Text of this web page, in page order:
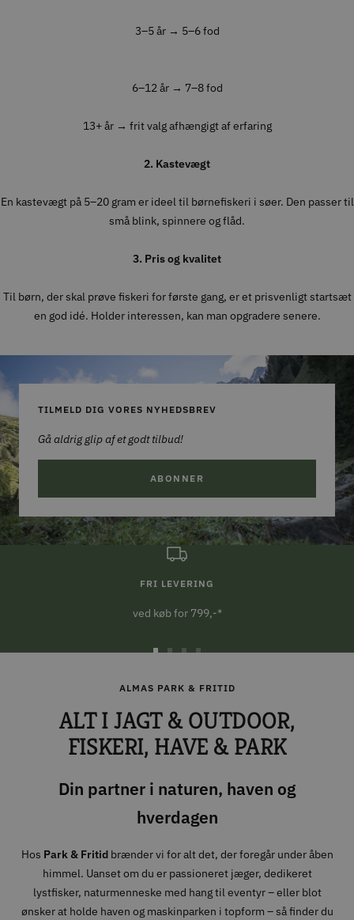
3–5 år → 5–6 fod
6–12 år → 7–8 fod
13+ år → frit valg afhængigt af erfaring
2. Kastevægt
En kastevægt på 5–20 gram er ideel til børnefiskeri i søer. Den passer til
små blink, spinnere og flåd.
3. Pris og kvalitet
Til børn, der skal prøve fiskeri for første gang, er et prisvenligt startsæt
en god idé. Holder interessen, kan man opgradere senere.
TILMELD DIG VORES NYHEDSBREV
Gå aldrig glip af et godt tilbud!
ABONNER
FRI LEVERING
ved køb for 799,-*
1
2
4
ALMAS PARK & FRITID
ALT I JAGT & OUTDOOR,
FISKERI, HAVE & PARK
Din partner i naturen, haven og
hverdagen
Hos Park & Fritidbrænder vi for alt det, der foregår under åben
himmel. Uanset om du er passioneret jæger, dedikeret
lystfisker, naturmenneske med hang til eventyr – eller blot
ønsker at holde haven og maskinparken i topform – så finder du